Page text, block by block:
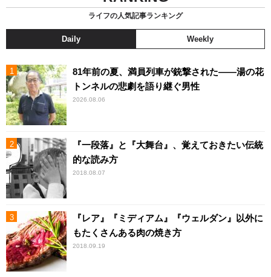
ライフの人気記事ランキング
Daily Weekly
81年前の夏、満員列車が銃撃された――湯の花
トンネルの悲劇を語り継ぐ男性
2026.08.06
『一段落』と『大舞台』、覚えておきたい伝統
的な読み方
2018.08.07
『レア』『ミディアム』『ウェルダン』以外に
もたくさんある肉の焼き方
2018.09.19